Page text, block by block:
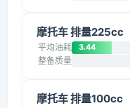
摩托车 排量225cc
平均油耗 3.44
整备质量
摩托车 排量100cc